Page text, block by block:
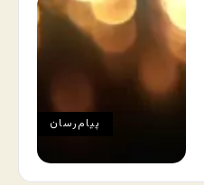
پیام‌رسان